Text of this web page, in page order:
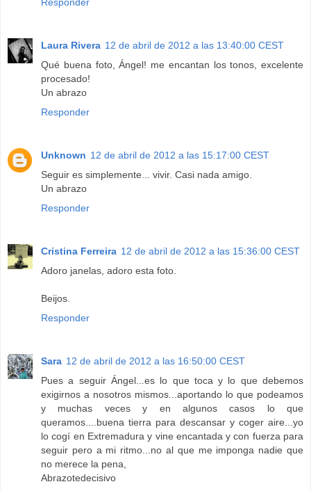
Laura Rivera 12 de abril de 2012 a las 13:40:00 CEST
Qué buena foto, Ángel! me encantan los tonos, excelente
procesado!
Un abrazo
Responder
Unknown 12 de abril de 2012 a las 15:17:00 CEST
Seguir es simplemente... vivir. Casi nada amigo.
Un abrazo
Responder
Cristina Ferreira 12 de abril de 2012 a las 15:36:00 CEST
Adoro janelas, adoro esta foto.
Beijos.
Responder
Sara 12 de abril de 2012 a las 16:50:00 CEST
Pues a seguir Ángel...es lo que toca y lo que debemos
exigirnos a nosotros mismos...aportando lo que podeamos
y muchas veces y en algunos casos lo que
queramos....buena tierra para descansar y coger aire...yo
lo cogí en Extremadura y vine encantada y con fuerza para
seguir pero a mi ritmo...no al que me imponga nadie que
no merece la pena,
Abrazotedecisivo